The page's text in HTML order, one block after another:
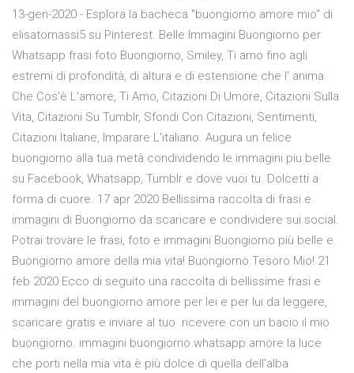
13-gen-2020 - Esplora la bacheca "buongiorno amore mio" di
elisatomassi5 su Pinterest. Belle Immagini Buongiorno per
Whatsapp frasi foto Buongiorno, Smiley, Ti amo fino agli
estremi di profondità, di altura e di estensione che l' anima
Che Cos'è L'amore, Ti Amo, Citazioni Di Umore, Citazioni Sulla
Vita, Citazioni Su Tumblr, Sfondi Con Citazioni, Sentimenti,
Citazioni Italiane, Imparare L'italiano. Augura un felice
buongiorno alla tua metà condividendo le immagini piu belle
su Facebook, Whatsapp, Tumblr e dove vuoi tu. Dolcetti a
forma di cuore. 17 apr 2020 Bellissima raccolta di frasi e
immagini di Buongiorno da scaricare e condividere sui social.
Potrai trovare le frasi, foto e immagini Buongiorno più belle e.
Buongiorno amore della mia vita! Buongiorno Tesoro Mio! 21
feb 2020 Ecco di seguito una raccolta di bellissime frasi e
immagini del buongiorno amore per lei e per lui da leggere,
scaricare gratis e inviare al tuo ricevere con un bacio il mio
buongiorno. immagini buongiorno whatsapp amore la luce
che porti nella mia vita è più dolce di quella dell'alba